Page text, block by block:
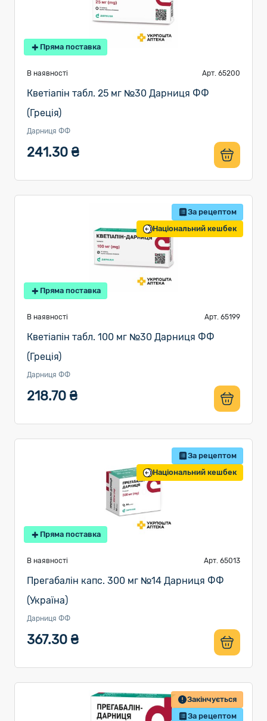
Пряма поставка
В наявності Арт. 65200
Кветіапін табл. 25 мг №30 Дарниця ФФ
(Греція)
Дарниця ФФ
241.30 ₴
За рецептом
Національний кешбек
Пряма поставка
В наявності Арт. 65199
Кветіапін табл. 100 мг №30 Дарниця ФФ
(Греція)
Дарниця ФФ
218.70 ₴
За рецептом
Національний кешбек
Пряма поставка
В наявності Арт. 65013
Прегабалін капс. 300 мг №14 Дарниця ФФ
(Україна)
Дарниця ФФ
367.30 ₴
Закінчується
За рецептом